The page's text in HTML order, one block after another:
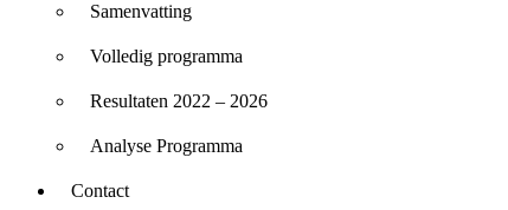
Samenvatting
Volledig programma
Resultaten 2022 – 2026
Analyse Programma
Contact